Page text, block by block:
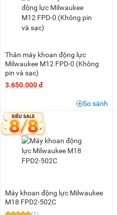
Thân máy khoan động lực
Milwaukee M12 FPD-0 (Không
pin và sạc)
3.650.000 đ
So sánh
Máy khoan động lực Milwaukee
M18 FPD2-502C